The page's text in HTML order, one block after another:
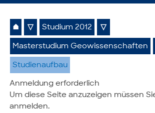
⌂ ▽ Studium 2012 ▽
Masterstudium Geowissenschaften
Studienaufbau
Anmeldung erforderlich
Um diese Seite anzuzeigen müssen
anmelden.